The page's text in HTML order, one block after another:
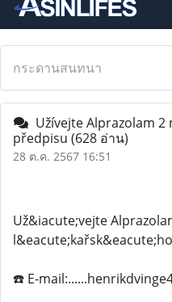
กระดานสนทนา
Užívejte Alprazolam
předpisu (628 อ่าน)
28 ต.ค. 2567 16:51
Už&iacute;vejte
☎️ E-